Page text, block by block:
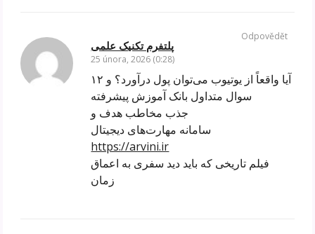
پلتفرم تکنیک علمی
25 února, 2026 (0:28)
آیا واقعاً از یوتیوب می‌توان پول درآورد؟ و ۱۲
سوال متداول بانک آموزش پیشرفته
جذب مخاطب هدف و
سامانه مهارت‌های دیجیتال
https://arvini.ir
فیلم تاریخی که باید دید سفری به اعماق
زمان
Odpovědět